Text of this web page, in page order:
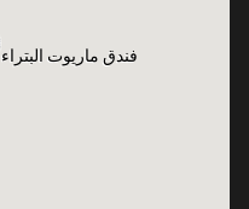
فندق ماريوت البتراء
فندق ماريوت البتراء